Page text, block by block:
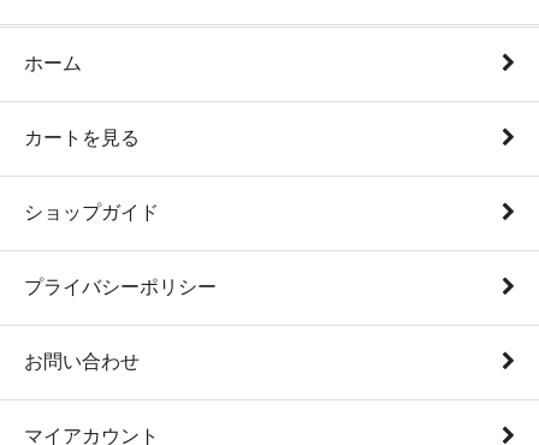
ホーム
カートを見る
ショップガイド
プライバシーポリシー
お問い合わせ
マイアカウント